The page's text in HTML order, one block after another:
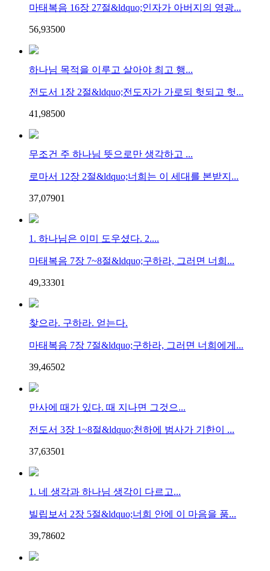
마태복음 16장 27절&ldquo;인자가 아버지의 영광...
56,93500
하나님 목적을 이루고 살아야 최고 행...
전도서 1장 2절&ldquo;전도자가 가로되 헛되고 헛...
41,98500
무조건 주 하나님 뜻으로만 생각하고 ...
로마서 12장 2절&ldquo;너희는 이 세대를 본받지...
37,07901
1. 하나님은 이미 도우셨다. 2....
마태복음 7장 7~8절&ldquo;구하라, 그러면 너희...
49,33301
찾으라. 구하라. 얻는다.
마태복음 7장 7절&ldquo;구하라, 그러면 너희에게...
39,46502
만사에 때가 있다. 때 지나면 그것으...
전도서 3장 1~8절&ldquo;천하에 범사가 기한이 ...
37,63501
1. 네 생각과 하나님 생각이 다르고...
빌립보서 2장 5절&ldquo;너희 안에 이 마음을 품...
39,78602